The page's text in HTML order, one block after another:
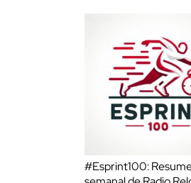
#Esprint100: